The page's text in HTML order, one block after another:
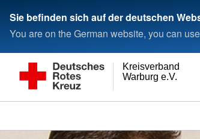
Sie befinden sich auf der deutschen
You are on the German website, you can
Warburg e.V.
Kreisverband